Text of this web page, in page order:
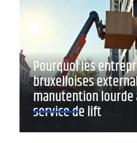
Pourquoi les
bruxelloises
manutention lourde
service de lift